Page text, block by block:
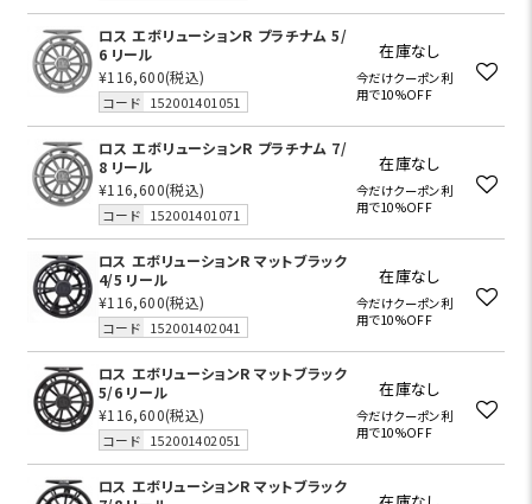
ロス エボリューションR プラチナム 5/
6 リール
¥116,600(税込)
コード 152001401051
在庫なし
今だけクーポン利
用で10%OFF
ロス エボリューションR プラチナム 7/
8 リール
¥116,600(税込)
コード 152001401071
在庫なし
今だけクーポン利
用で10%OFF
ロス エボリューションR マットブラック
4/5 リール
¥116,600(税込)
コード 152001402041
在庫なし
今だけクーポン利
用で10%OFF
ロス エボリューションR マットブラック
5/6 リール
¥116,600(税込)
コード 152001402051
在庫なし
今だけクーポン利
用で10%OFF
ロス エボリューションR マットブラック